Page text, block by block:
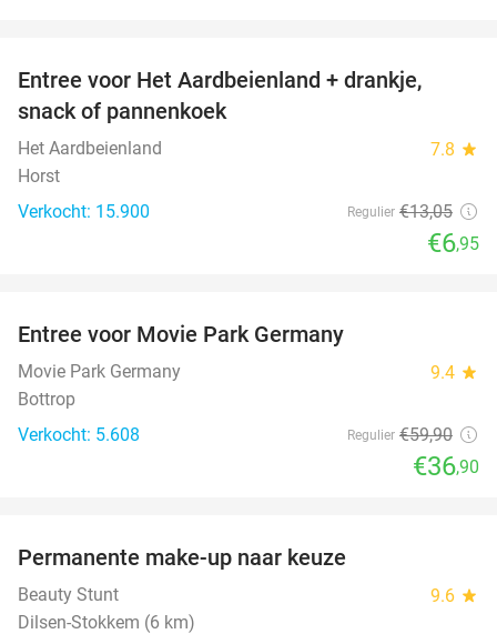
Entree voor Het Aardbeienland + drankje,
snack of pannenkoek
Het Aardbeienland 7.8 star
Horst
Verkocht: 15.900
Regulier €13,05
€6,95
Entree voor Movie Park Germany
Movie Park Germany 9.4 star
Bottrop
Verkocht: 5.608
Regulier €59,90
€36,90
Permanente make-up naar keuze
Beauty Stunt 9.6 star
Dilsen-Stokkem (6 km)